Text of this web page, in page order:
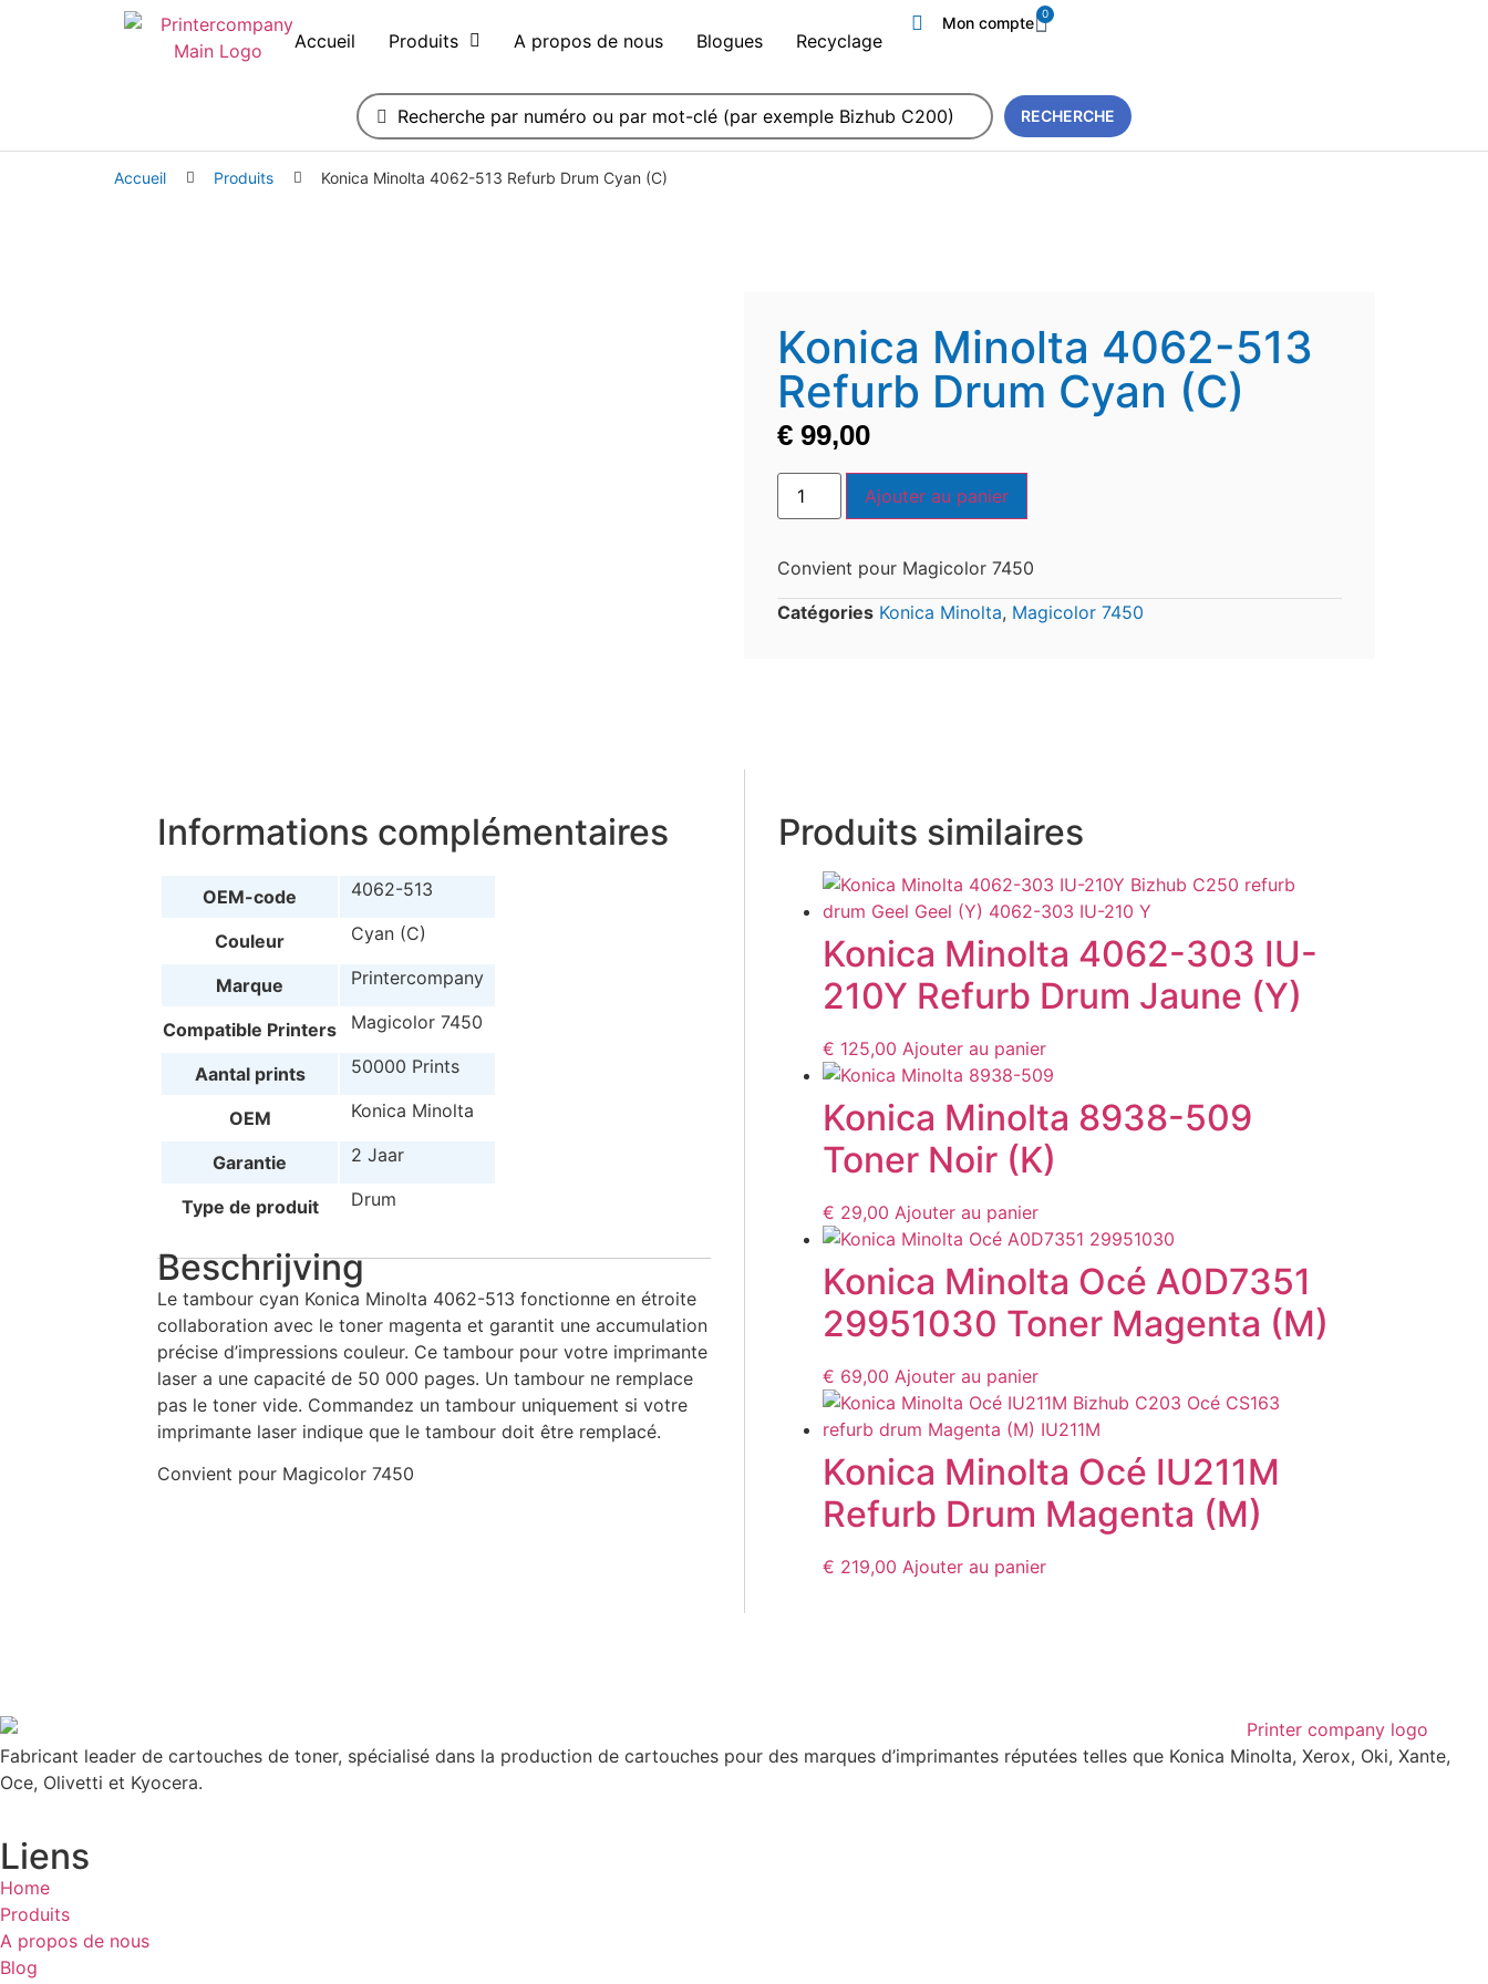
Accueil Produits A propos de nous Blogues Recyclage
Mon compte 0
RECHERCHE
Accueil Produits Konica Minolta 4062-513 Refurb Drum Cyan (C)
Konica Minolta 4062-513
Refurb Drum Cyan (C)
€ 99,00
Ajouter au panier
Convient pour Magicolor 7450
Catégories Konica Minolta, Magicolor 7450
Informations complémentaires
OEM-code 4062-513
Couleur Cyan (C)
Marque Printercompany
Compatible Printers Magicolor 7450
Aantal prints 50000 Prints
OEM Konica Minolta
Garantie 2 Jaar
Type de produit Drum
Beschrijving
Le tambour cyan Konica Minolta 4062-513 fonctionne en étroite
collaboration avec le toner magenta et garantit une accumulation
précise d’impressions couleur. Ce tambour pour votre imprimante
laser a une capacité de 50 000 pages. Un tambour ne remplace
pas le toner vide. Commandez un tambour uniquement si votre
imprimante laser indique que le tambour doit être remplacé.
Convient pour Magicolor 7450
Produits similaires
Konica Minolta 4062-303 IU-
210Y Refurb Drum Jaune (Y)
€ 125,00 Ajouter au panier
Konica Minolta 8938-509
Toner Noir (K)
€ 29,00 Ajouter au panier
Konica Minolta Océ A0D7351
29951030 Toner Magenta (M)
€ 69,00 Ajouter au panier
Konica Minolta Océ IU211M
Refurb Drum Magenta (M)
€ 219,00 Ajouter au panier
Fabricant leader de cartouches de toner, spécialisé dans la production de cartouches pour des marques d’imprimantes réputées telles que Konica Minolta, Xerox, Oki, Xante,
Oce, Olivetti et Kyocera.
Liens
Home
Produits
A propos de nous
Blog